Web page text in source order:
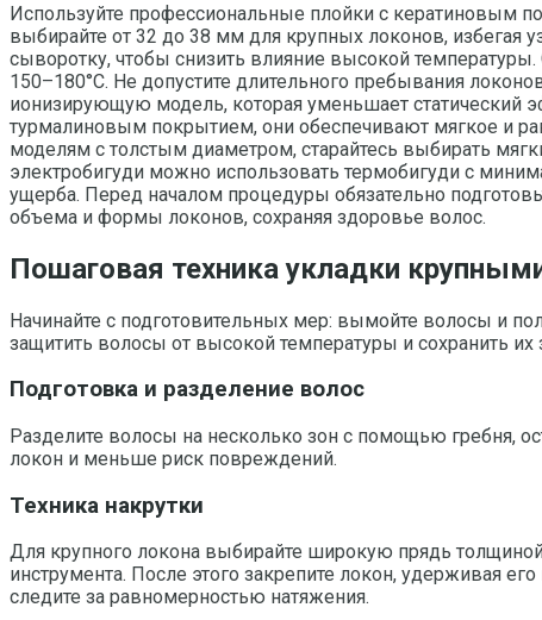
Используйте профессиональные плойки с кератиновым
выбирайте от 32 до 38 мм для крупных локонов, избегая
сыворотку, чтобы снизить влияние высокой
150–180°C. Не допустите длительного пребывания
ионизирующую модель, которая уменьшает статический
турмалиновым покрытием, они обеспечивают мягкое и
моделям с толстым диаметром, старайтесь выбирать
электробигуди можно использовать термобигуди с
ущерба. Перед началом процедуры обязательно
объема и формы локонов, сохраняя здоровье волос.
Пошаговая техника укладки
Начинайте с подготовительных мер: вымойте волосы и
защитить волосы от высокой температуры и сохранить их
Подготовка и разделение волос
Разделите волосы на несколько зон с помощью гребня,
локон и меньше риск повреждений.
Техника накрутки
Для крупного локона выбирайте широкую прядь
инструмента. После этого закрепите локон, удерживая
следите за равномерностью натяжения.